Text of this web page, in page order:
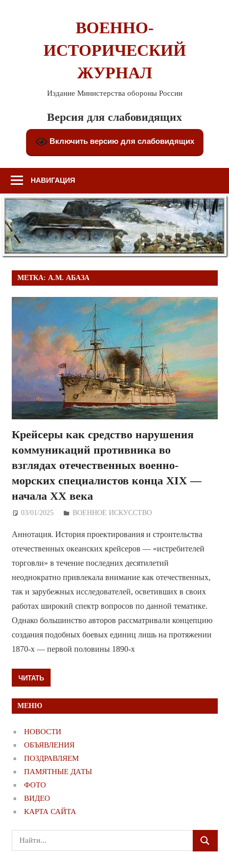
ВОЕННО-
ИСТОРИЧЕСКИЙ
ЖУРНАЛ
Издание Министерства обороны России
Версия для слабовидящих
Включить версию для слабовидящих
НАВИГАЦИЯ
МЕТКА: А.М. АБАЗА
Крейсеры как средство нарушения
коммуникаций противника во
взглядах отечественных военно-
морских специалистов конца XIX —
начала ХХ века
03/01/2025 Дежурный по Редакции
ВОЕННОЕ ИСКУССТВО
Аннотация. История проектирования и строительства
отечественных океанских крейсеров — «истребителей
торговли» в течение последних десятилетий
неоднократно привлекала внимание как отечественных,
так и зарубежных исследователей, осветивших в своих
работах широкий спектр вопросов по данной тематике.
Однако большинство авторов рассматривали концепцию
создания подобных боевых единиц лишь на протяжении
1870-х — первой половины 1890-х
ЧИТАТЬ
МЕНЮ
НОВОСТИ
ОБЪЯВЛЕНИЯ
ПОЗДРАВЛЯЕМ
ПАМЯТНЫЕ ДАТЫ
ФОТО
ВИДЕО
КАРТА САЙТА
Поиск
для:
ПОИСК